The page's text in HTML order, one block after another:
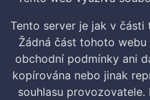
Tento server je jak v
Žádná část tohoto
obchodní podmínky ani
kopírována nebo jinak
souhlasu